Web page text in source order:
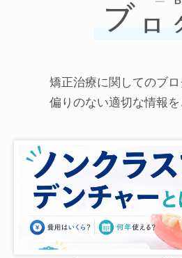
矯正治療に関してのブロ
偏りのない適切な情報を